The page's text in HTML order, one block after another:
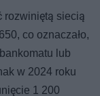
rozwiniętą siecią
co oznaczało,
lub
w 2024 roku
1 200